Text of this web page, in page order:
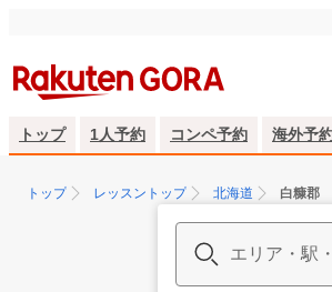
トップ 1人予約 コンペ予約 海外予
トップ レッスントップ 北海道 白糠郡